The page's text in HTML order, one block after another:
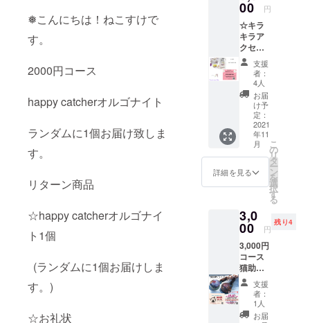
❅こんにちは！ねこすけで
す。
2000円コース
happy catcherオルゴナイト
ランダムに1個お届け致しま
す。
リターン商品
☆happy catcherオルゴナイ
ト1個
(ランダムに1個お届けしま
す。)
☆お礼状
チ 消費
配送料
込み 配
送方法
郵便局
レター
パック
2011年
12月中
に順次
発送予
可能) ☆
お値引
き券は
商品到
着後よ
りご利
用が出
来ま
す。 消
費税込
み 配送
料金:込
み 配送
方法:ネ
コポス
(ヤマト
中に順
次配送
00 円
☆キラ
キラア
クセサ
リーは
な☆ リ
ターン
商品 ☆
お礼状
☆Hana
hana.Ri
n300円
お値引
き券
（2,000
円以上
可能) ☆
お値引
き券は
商品到
着後よ
りご利
用でき
ます。
配送料
無料
支援
者：
4人
お届
け予
定：
2021
年11
月
詳細を見る
こ
の
リ
タ
ー
ン
を
選
択
す
る
3,0
00 円
残り4
3,000円
コース
猫助工
房ねこ
すけ リ
ターン
商品
支援
者：
1人
お届